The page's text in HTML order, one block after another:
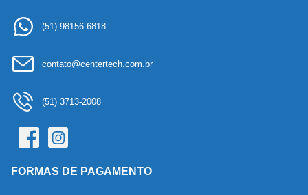
(51) 98156-6818
contato@centertech.com.br
(51) 3713-2008
FORMAS DE PAGAMENTO